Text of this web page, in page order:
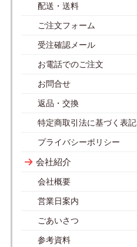
配送・送料
ご注文フォーム
受注確認メール
お電話でのご注文
お問合せ
返品・交換
特定商取引法に基づく表記
プライバシーポリシー
会社紹介
会社概要
営業日案内
ごあいさつ
参考資料